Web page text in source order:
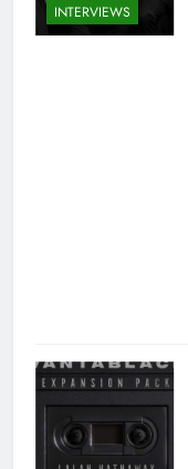
INTERVIEWS